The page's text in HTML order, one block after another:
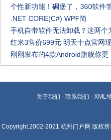
个性新功能！碉堡了，360软件
.NET CORE(C#) WPF简
手机自带软件无法卸载？这两个
红米3售价699元 明天十点官网
刚刚发布的4款Android旗舰你更
关于我们 - 联系我们 - XML
Copyright.2002-2021 杭州门户网 版权